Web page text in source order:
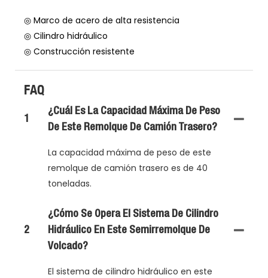
◎ Marco de acero de alta resistencia
◎ Cilindro hidráulico
◎ Construcción resistente
FAQ
1
¿Cuál Es La Capacidad Máxima De Peso
De Este Remolque De Camión Trasero?
La capacidad máxima de peso de este
remolque de camión trasero es de 40
toneladas.
2
¿Cómo Se Opera El Sistema De Cilindro
Hidráulico En Este Semirremolque De
Volcado?
El sistema de cilindro hidráulico en este